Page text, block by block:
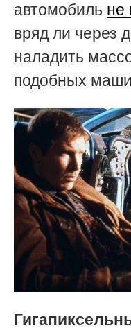
автомобиль не
вряд ли через
наладить
подобных